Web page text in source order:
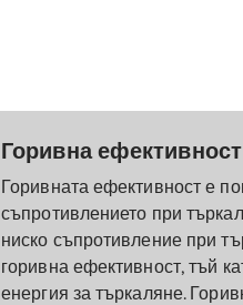
Горивна ефективност
Горивната ефективност е
съпротивлението при
ниско съпротивление при
горивна ефективност, тъй
енергия за търкаляне.